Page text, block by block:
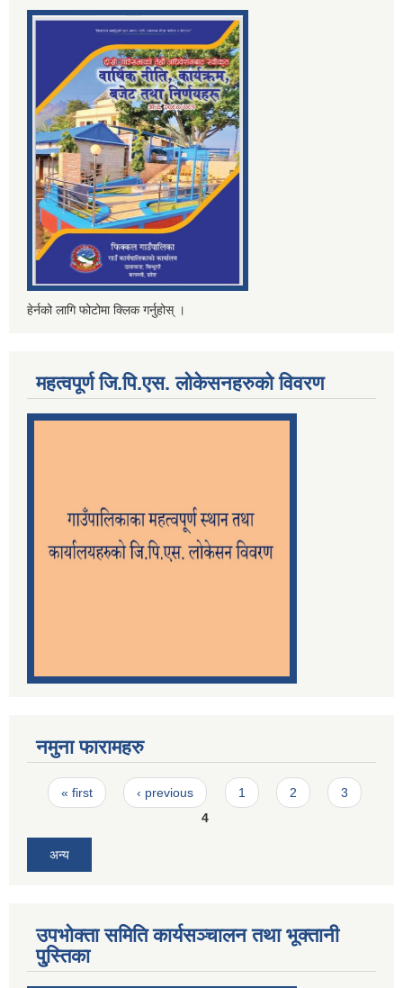
हेर्नको लागि फोटोमा क्लिक गर्नुहोस् ।
महत्वपूर्ण जि.पि.एस. लोकेसनहरुको विवरण
नमुना फारामहरु
Pages
« first ‹ previous 1 2
3
4
अन्य
उपभोक्ता समिति कार्यसञ्चालन तथा भूक्तानी
पु्स्तिका